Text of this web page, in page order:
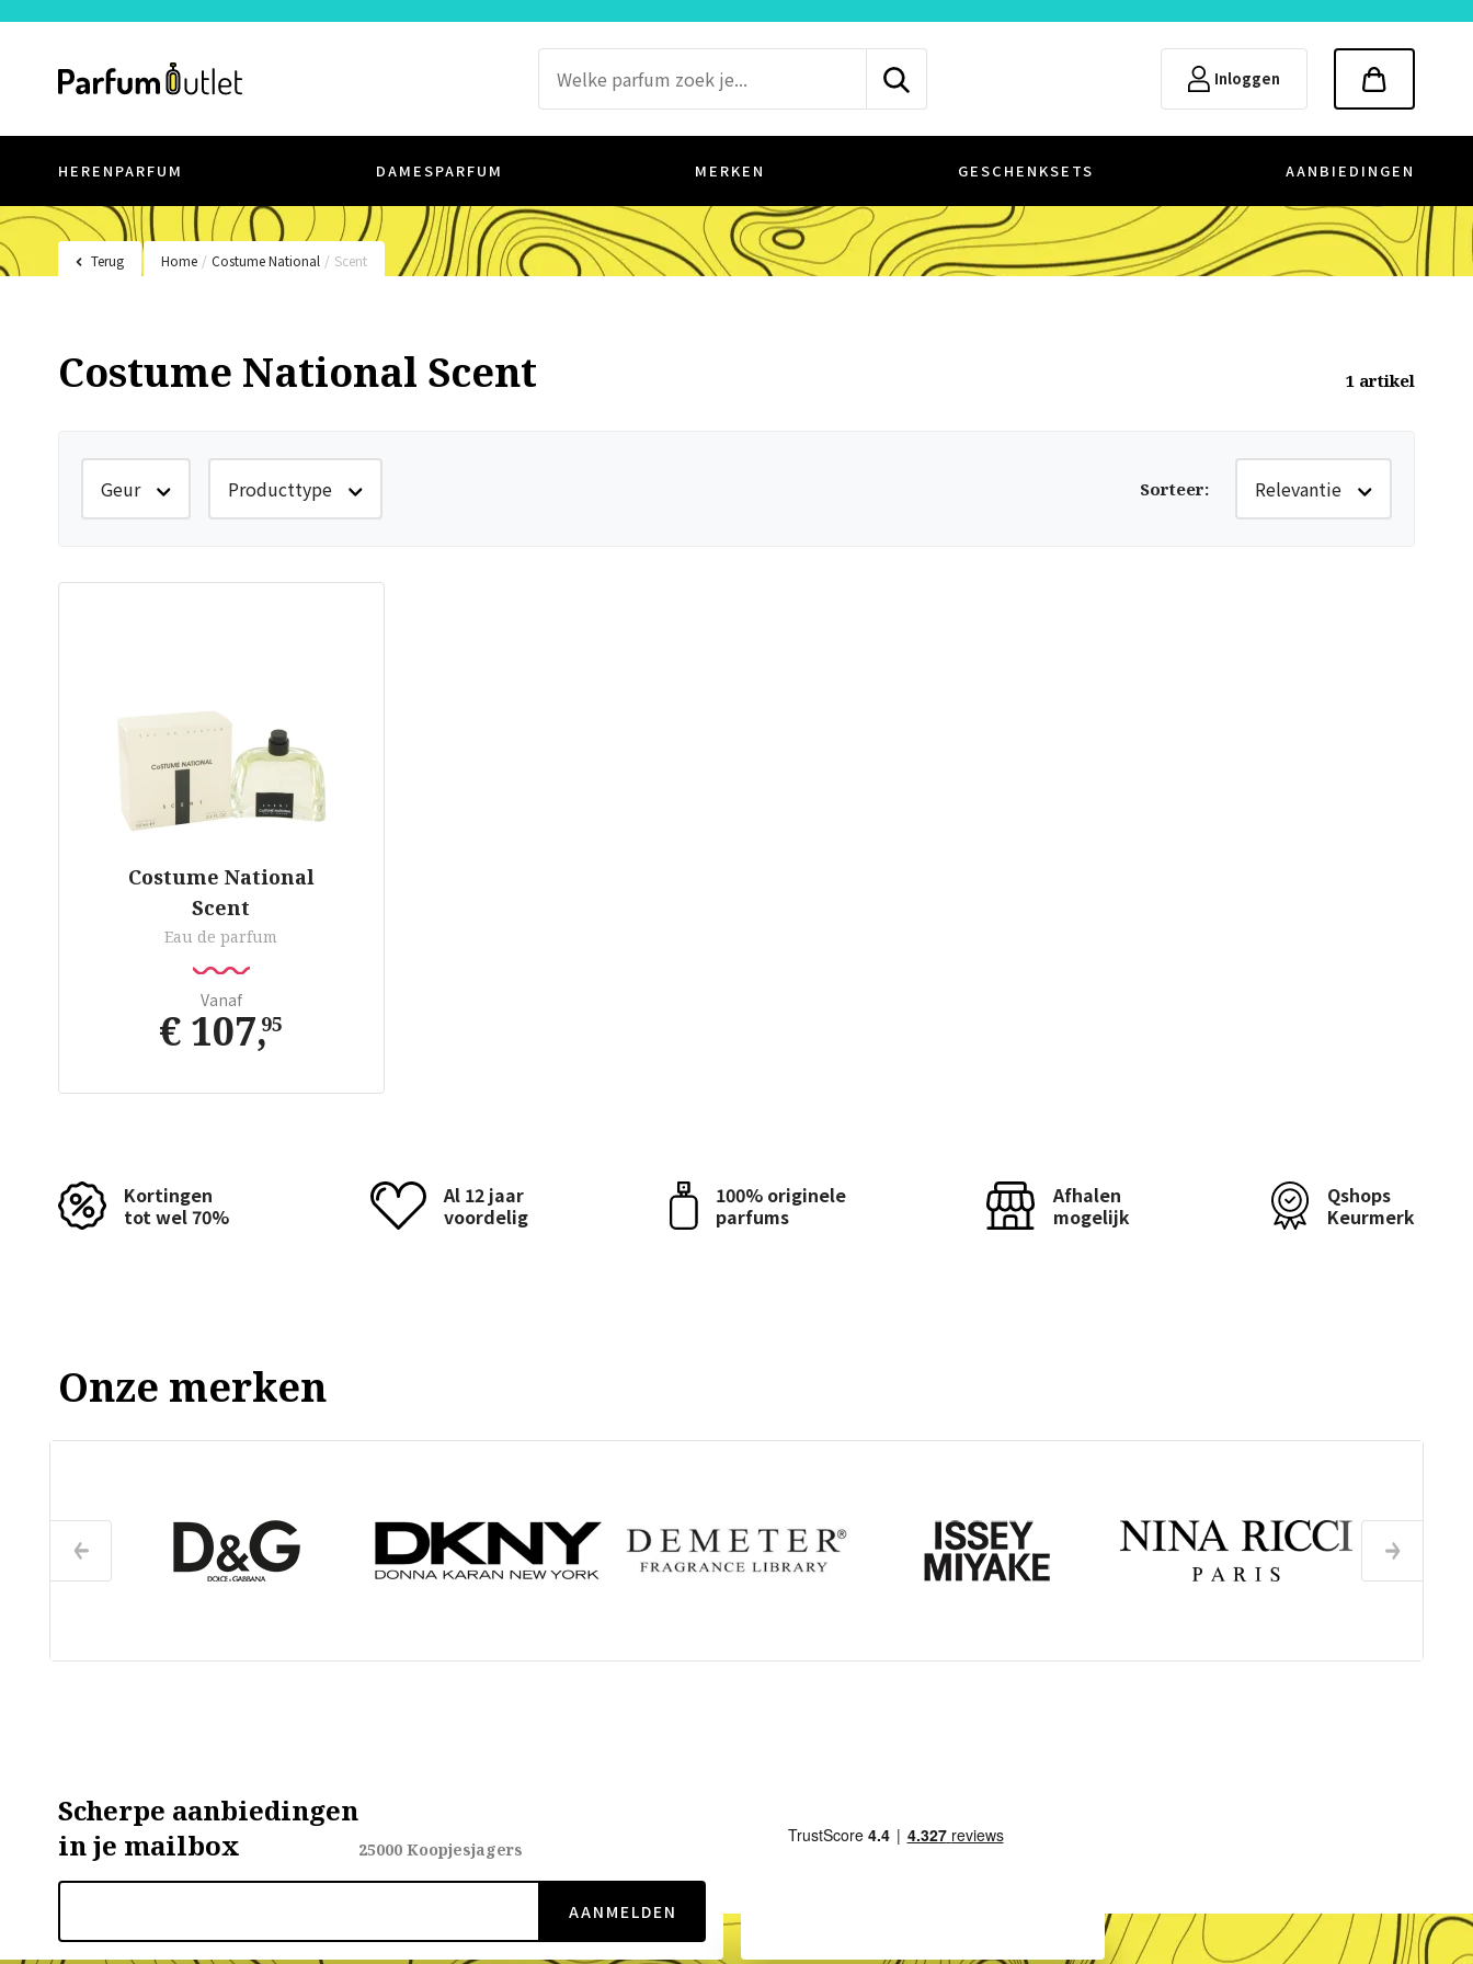
Inloggen
HERENPARFUM DAMESPARFUM MERKEN GESCHENKSETS AANBIEDINGEN
Terug Home / Costume National / Scent
Costume National Scent 1 artikel
Geur Producttype Sorteer: Relevantie
Costume National
Scent
Eau de parfum
Vanaf
€ 107,95
Kortingen
tot wel 70%
Al 12 jaar
voordelig
100% originele
parfums
Afhalen
mogelijk
Qshops
Keurmerk
Onze merken
Scherpe aanbiedingen
in je mailbox
25000 Koopjesjagers
AANMELDEN